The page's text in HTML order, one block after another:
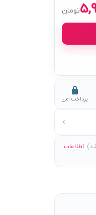
اطلاعات
تومان
پرداخت امن